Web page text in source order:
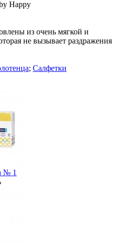
Happy
из очень мягкой и
не вызывает раздражения
; Салфетки
№ 1